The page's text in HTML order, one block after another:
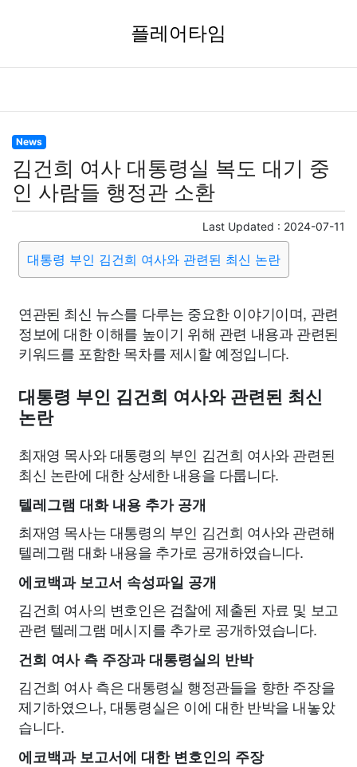
플레어타임
News
김건희 여사 대통령실 복도 대기 중
인 사람들 행정관 소환
Last Updated : 2024-07-11
대통령 부인 김건희 여사와 관련된 최신 논란
연관된 최신 뉴스를 다루는 중요한 이야기이며, 관련
정보에 대한 이해를 높이기 위해 관련 내용과 관련된
키워드를 포함한 목차를 제시할 예정입니다.
대통령 부인 김건희 여사와 관련된 최신
논란
최재영 목사와 대통령의 부인 김건희 여사와 관련된
최신 논란에 대한 상세한 내용을 다룹니다.
텔레그램 대화 내용 추가 공개
최재영 목사는 대통령의 부인 김건희 여사와 관련해
텔레그램 대화 내용을 추가로 공개하였습니다.
에코백과 보고서 속성파일 공개
김건희 여사의 변호인은 검찰에 제출된 자료 및 보고
관련 텔레그램 메시지를 추가로 공개하였습니다.
건희 여사 측 주장과 대통령실의 반박
김건희 여사 측은 대통령실 행정관들을 향한 주장을
제기하였으나, 대통령실은 이에 대한 반박을 내놓았
습니다.
에코백과 보고서에 대한 변호인의 주장